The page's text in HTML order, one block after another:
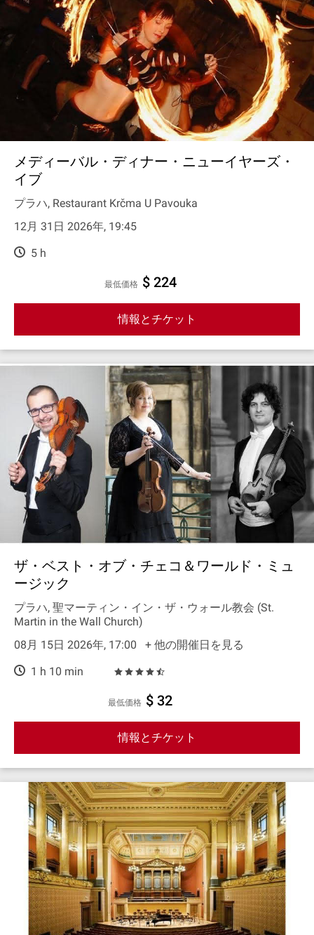
メディーバル・ディナー・ニューイヤーズ・
イブ
プラハ, Restaurant Krčma U Pavouka
12月 31日 2026年, 19:45
5 h
最低価格 $ 224
情報とチケット
ザ・ベスト・オブ・チェコ＆ワールド・ミュ
ージック
プラハ, 聖マーティン・イン・ザ・ウォール教会 (St.
Martin in the Wall Church)
08月 15日 2026年, 17:00
+ 他の開催日を見る
1 h 10 min
最低価格 $ 32
情報とチケット